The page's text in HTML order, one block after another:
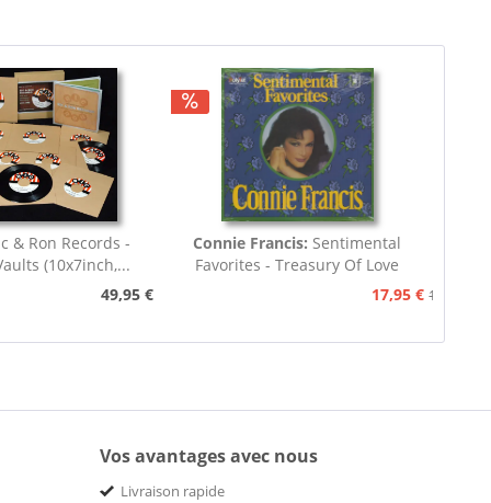
& Ron Records -
(10x7inch,...
49,95 €
Connie Francis: Sentimental
Favorites - Treasury Of Love
17,95 € 19,95 €
Vos avantages avec nous
Livraison rapide